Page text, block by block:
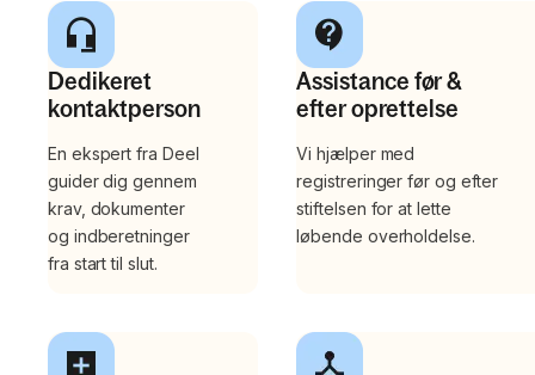
Dedikeret
kontaktperson
En ekspert fra Deel
guider dig gennem
krav, dokumenter
og indberetninger
fra start til slut.
Assistance før &
efter oprettelse
Vi hjælper med
registreringer før og efter
stiftelsen for at lette
løbende overholdelse.